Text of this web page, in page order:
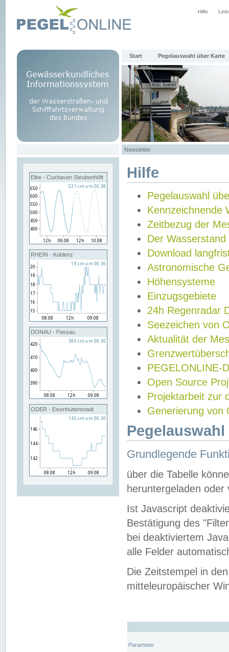
Hilfe
Start Pegelauswahl über Karte
Newsletter
Elbe - Cuxhaven Steubenhöft
RHEIN - Koblenz
DONAU - Passau
ODER - Eisenhüttenstadt
Hilfe
Pegelauswahl
Kennzeichnende
Zeitbezug der
Der Wasserstand
Download
Astronomische
Höhensysteme
Einzugsgebiete
24h Regenradar
Seezeichen von
Aktualität der
PEGELONLINE-
Open Source
Projektarbeit zur
Generierung von
Grundlegende
über die Tabelle
heruntergeladen oder
Ist Javascript
Bestätigung des
bei deaktiviertem
alle Felder
Die Zeitstempel in
mitteleuropäischer
Parameter